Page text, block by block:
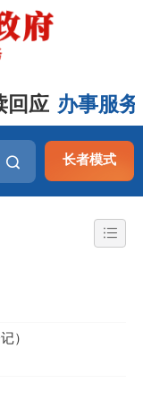
回应 办事服务
长者模式
）